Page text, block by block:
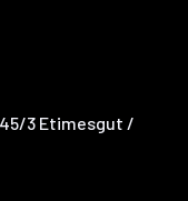
45/3 Etimesgut /